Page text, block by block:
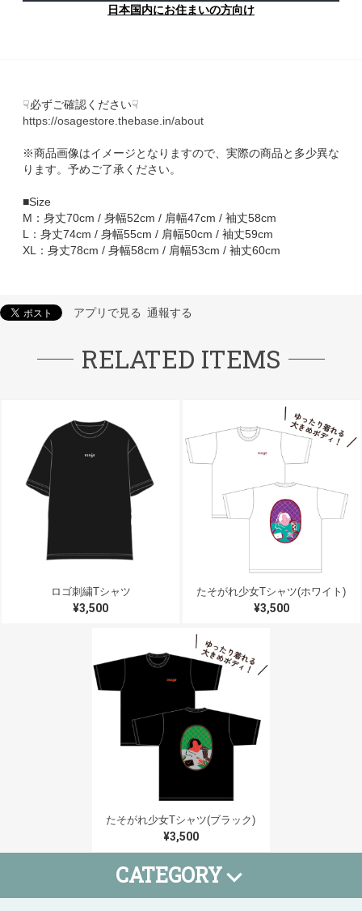
日本国内にお住まいの方向け
☟必ずご確認ください☟
https://osagestore.thebase.in/about
※商品画像はイメージとなりますので、実際の商品と多少異な
ります。予めご了承ください。
■Size
M：身丈70cm / 身幅52cm / 肩幅47cm / 袖丈58cm
L：身丈74cm / 身幅55cm / 肩幅50cm / 袖丈59cm
XL：身丈78cm / 身幅58cm / 肩幅53cm / 袖丈60cm
アプリで見る 通報する
RELATED ITEMS
ロゴ刺繍Tシャツ
¥3,500
たそがれ少女Tシャツ(ホワイト)
¥3,500
たそがれ少女Tシャツ(ブラック)
¥3,500
CATEGORY
Tシャツ タオル 小物 SALE 期間限定